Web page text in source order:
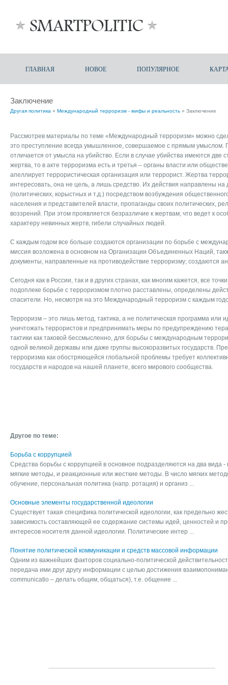
ГЛАВНАЯ НОВОЕ ПОПУЛЯРНОЕ
Заключение
Другая политика » Международный терроризм - мифы и реальность » Заключение
Рассмотрев материалы по теме «Международный терроризм» можно
это преступление всегда умышленное, совершаемое с прямым умыслом.
отличается от умысла на убийство. Если в случае убийства имеются две
жертва, то в акте терроризма есть и третья – органы власти или
апеллирует террористическая организация или террорист. Жертва
интересовать, она не цель, а лишь средство. Их действия направлены на
(политических, корыстных и т.д.) посредством возбуждения
населения и представителей власти, пропаганды своих политических,
воззрений. При этом проявляется безразличие к жертвам, что ведет к
характеру невинных жертв, гибели случайных людей.
С каждым годом все больше создаются организации по борьбе с
миссия возложена в основном на Организации Объединенных Наций,
документы, направленные на противодействие терроризму; создаются
Сегодня как в России, так и в других странах, как многим кажется, все
подоплеке борьбе с терроризмом плотно расставлены, определены
спасители. Но, несмотря на это Международный терроризм с каждым
Терроризм – это лишь метод, тактика, а не политическая программа или
уничтожать террористов и предпринимать меры по предупреждению
тактики как таковой бессмысленно, для борьбы с международным
одной великой державы или даже группы высокоразвитых государств.
терроризма как обостряющейся глобальной проблемы требует
государств и народов на нашей планете, всего мирового сообщества.
Другое по теме:
Борьба с коррупцией
Средства борьбы с коррупцией в основное подразделяются на два вида
мягкие методы, и реакционные или жесткие методы. В число мягких
обучение, персональная политика (напр. ротация) и организ ...
Основные элементы государственной идеологии
Существует такая специфика политической идеологии, как предельно
зависимость составляющей ее содержание системы идей, ценностей и
интересов носителя данной идеологии. Политические интер ...
Понятие политической коммуникации и средств массовой информации
Одним из важнейших факторов социально-политической
передача ими друг другу информации с целью достижения
сommunicatio – делать общим, общаться), т.е. общение ...